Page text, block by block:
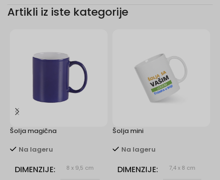
Artikli iz iste kategorije
Šolja magična
Na lageru
DIMENZIJE 8 x 9,5 cm
Šolja mini
Na lageru
DIMENZIJE 7,4 x 8 cm